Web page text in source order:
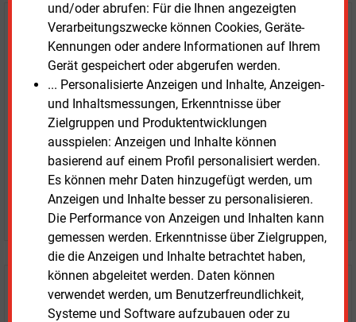
und/oder abrufen: Für die Ihnen angezeigten
Verarbeitungszwecke können Cookies, Geräte-
Kennungen oder andere Informationen auf Ihrem
Gerät gespeichert oder abgerufen werden.
... Personalisierte Anzeigen und Inhalte, Anzeigen-
und Inhaltsmessungen, Erkenntnisse über
Zielgruppen und Produktentwicklungen
ausspielen: Anzeigen und Inhalte können
basierend auf einem Profil personalisiert werden.
Es können mehr Daten hinzugefügt werden, um
Anzeigen und Inhalte besser zu personalisieren.
Die Performance von Anzeigen und Inhalten kann
gemessen werden. Erkenntnisse über Zielgruppen,
die die Anzeigen und Inhalte betrachtet haben,
können abgeleitet werden. Daten können
verwendet werden, um Benutzerfreundlichkeit,
Systeme und Software aufzubauen oder zu
Testen SieE&M
kostenlos und
unverbindlich
Zwei Wochen kostenfreier Zugang
Zugang auf stündlich aktualisierte Nachrichten mit
Prognose- und Marktdaten
+ einmal täglich E&M daily
+ zwei Ausgaben der Zeitung E&M
ohne automatische Verlängerung
JETZT KOSTENLOS TESTEN
Login für Kunden